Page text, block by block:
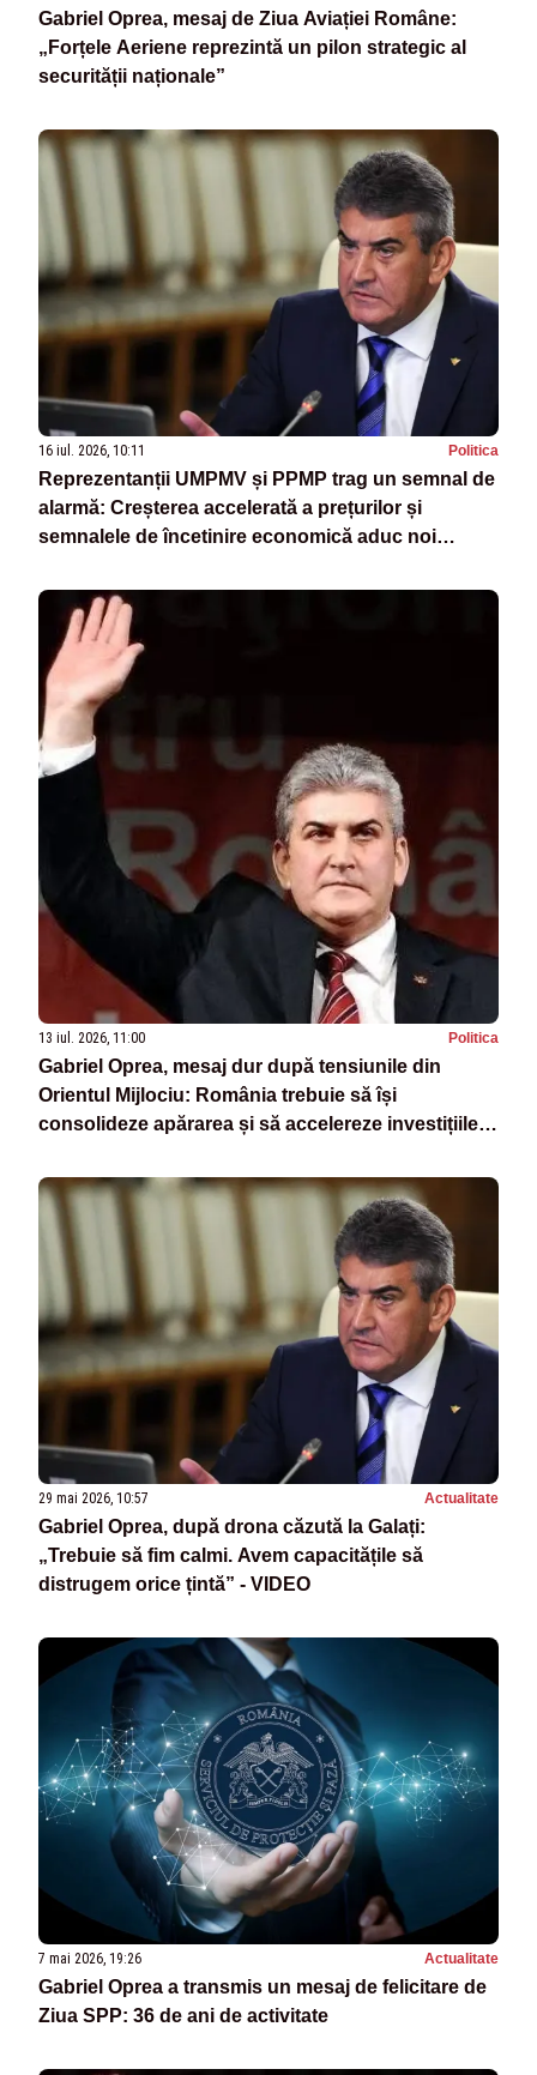
Gabriel Oprea, mesaj de Ziua Aviației Române:
„Forțele Aeriene reprezintă un pilon strategic al
securității naționale”
16 iul. 2026, 10:11 Politica
Reprezentanții UMPMV și PPMP trag un semnal de
alarmă: Creșterea accelerată a prețurilor și
semnalele de încetinire economică aduc noi
13 iul. 2026, 11:00 Politica
Gabriel Oprea, mesaj dur după tensiunile din
Orientul Mijlociu: România trebuie să își
consolideze apărarea și să accelereze investițiile
29 mai 2026, 10:57 Actualitate
Gabriel Oprea, după drona căzută la Galați:
„Trebuie să fim calmi. Avem capacitățile să
distrugem orice țintă” - VIDEO
7 mai 2026, 19:26 Actualitate
Gabriel Oprea a transmis un mesaj de felicitare de
Ziua SPP: 36 de ani de activitate